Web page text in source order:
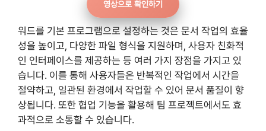
영상으로 확인하기
워드를 기본 프로그램으로 설정하는 것은 문서 작업의 효율
성을 높이고, 다양한 파일 형식을 지원하며, 사용자 친화적
인 인터페이스를 제공하는 등 여러 가지 장점을 가지고 있
습니다. 이를 통해 사용자들은 반복적인 작업에서 시간을
절약하고, 일관된 환경에서 작업할 수 있어 문서 품질이 향
상됩니다. 또한 협업 기능을 활용해 팀 프로젝트에서도 효
과적으로 소통할 수 있습니다.